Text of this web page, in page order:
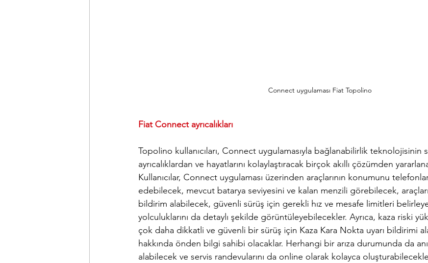
Connect uygulaması Fiat Topolino
Fiat Connect ayrıcalıkları
Topolino kullanıcıları, Connect uygulamasıyla bağlanabilirlik teknolojisinin
ayrıcalıklardan ve hayatlarını kolaylaştıracak birçok akıllı çözümden
Kullanıcılar, Connect uygulaması üzerinden araçlarının konumunu
edebilecek, mevcut batarya seviyesini ve kalan menzili görebilecek,
bildirim alabilecek, güvenli sürüş için gerekli hız ve mesafe limitleri
yolculuklarını da detaylı şekilde görüntüleyebilecekler. Ayrıca, kaza riski
çok daha dikkatli ve güvenli bir sürüş için Kaza Kara Nokta uyarı bildirimi
hakkında önden bilgi sahibi olacaklar. Herhangi bir arıza durumunda da
alabilecek ve servis randevularını da online olarak kolayca